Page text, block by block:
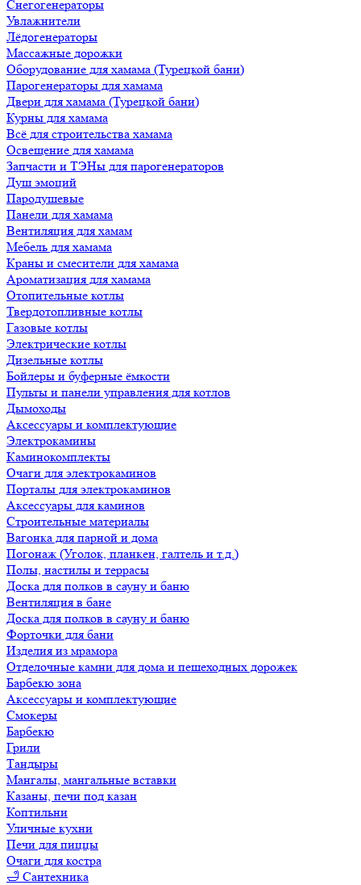
Снегогенераторы
Увлажнители
Лёдогенераторы
Массажные дорожки
Оборудование для хамама (Турецкой бани)
Парогенераторы для хамама
Двери для хамама (Турецкой бани)
Курны для хамама
Всё для строительства хамама
Освещение для хамама
Запчасти и ТЭНы для парогенераторов
Душ эмоций
Пародушевые
Панели для хамама
Вентиляция для хамам
Мебель для хамама
Краны и смесители для хамама
Ароматизация для хамама
Отопительные котлы
Твердотопливные котлы
Газовые котлы
Электрические котлы
Дизельные котлы
Бойлеры и буферные ёмкости
Пульты и панели управления для котлов
Дымоходы
Аксессуары и комплектующие
Электрокамины
Каминокомплекты
Очаги для электрокаминов
Порталы для электрокаминов
Аксессуары для каминов
Строительные материалы
Вагонка для парной и дома
Погонаж (Уголок, планкен, галтель и т.д.)
Полы, настилы и террасы
Доска для полков в сауну и баню
Вентиляция в бане
Доска для полков в сауну и баню
Форточки для бани
Изделия из мрамора
Отделочные камни для дома и пешеходных дорожек
Барбекю зона
Аксессуары и комплектующие
Смокеры
Барбекю
Грили
Тандыры
Мангалы, мангальные вставки
Казаны, печи под казан
Коптильни
Уличные кухни
Печи для пиццы
Очаги для костра
🛁 Сантехника